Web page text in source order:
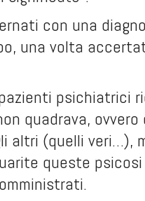
con una
una volta
psichiatrici
quadrava,
altri (quelli
queste